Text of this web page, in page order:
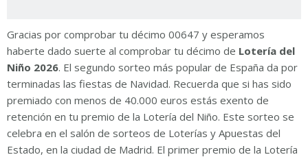
Gracias por comprobar tu décimo 00647 y esperamos
haberte dado suerte al comprobar tu décimo de Lotería del
Niño 2026. El segundo sorteo más popular de España da por
terminadas las fiestas de Navidad. Recuerda que si has sido
premiado con menos de 40.000 euros estás exento de
retención en tu premio de la Lotería del Niño. Este sorteo se
celebra en el salón de sorteos de Loterías y Apuestas del
Estado, en la ciudad de Madrid. El primer premio de la Lotería